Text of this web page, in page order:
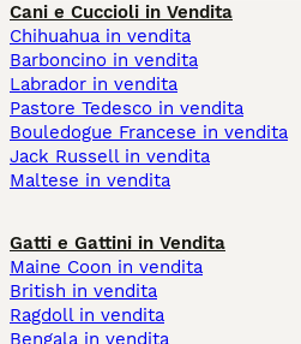
Cani e Cuccioli in Vendita
Chihuahua in vendita
Barboncino in vendita
Labrador in vendita
Pastore Tedesco in vendita
Bouledogue Francese in vendita
Jack Russell in vendita
Maltese in vendita
Gatti e Gattini in Vendita
Maine Coon in vendita
British in vendita
Ragdoll in vendita